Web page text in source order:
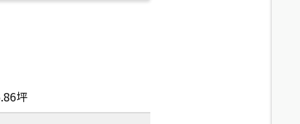
坪